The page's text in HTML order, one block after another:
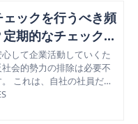
ェックを行うべき頻
期的なチェックが
理由
して企業活動していくた
会的勢力の排除は必要不
これは、自社の社員だけ
引先の反社チェックも欠